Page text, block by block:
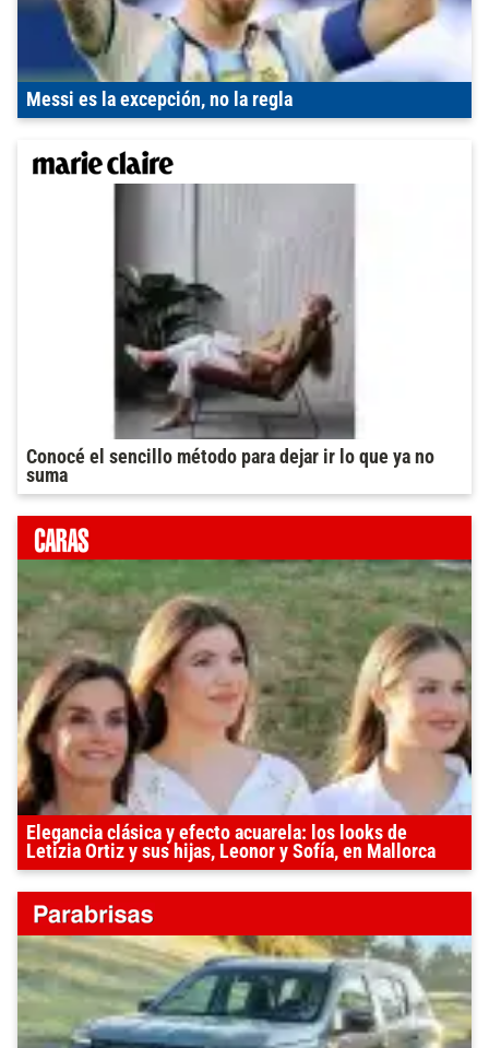
Messi es la excepción, no la regla
Conocé el sencillo método para dejar ir lo que ya no
suma
Elegancia clásica y efecto acuarela: los looks de
Letizia Ortiz y sus hijas, Leonor y Sofía, en Mallorca